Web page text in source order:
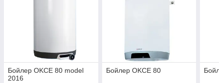
Бойлер OKCE 80 model
2016
Бойлер OKCE 80